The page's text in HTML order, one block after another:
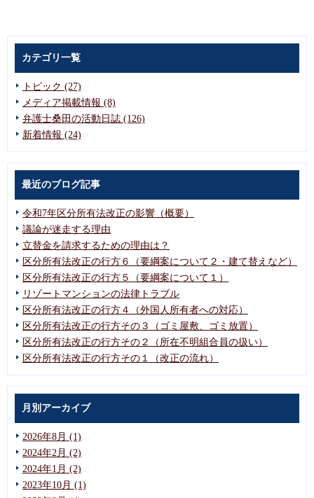
カテゴリ一覧
トピック (27)
メディア掲載情報 (8)
弁護士桑田の活動日誌 (126)
新着情報 (24)
最近のブログ記事
令和7年区分所有法改正の影響（概要）
議論が迷走する理由
立替金を請求するための理由は？
区分所有法改正の行方６（要綱案について２・建て替えなど）
区分所有法改正の行方５（要綱案について１）
リゾートマンションの法律トラブル
区分所有法改正の行方４（外国人所有者への対応）
区分所有法改正の行方その３（ゴミ屋敷、ゴミ放置）
区分所有法改正の行方その２（所在不明組合員の扱い）
区分所有法改正の行方その１（改正の流れ）
月別アーカイブ
2026年8月 (1)
2024年2月 (2)
2024年1月 (2)
2023年10月 (1)